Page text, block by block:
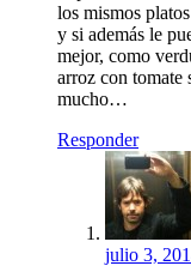
los mismos
y si además le
mejor, como
arroz con
mucho…
Responder
julio 3,